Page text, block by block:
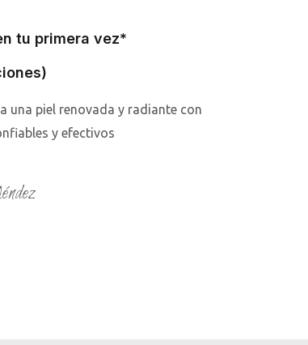
tu primera vez*
una piel renovada y radiante con
y efectivos